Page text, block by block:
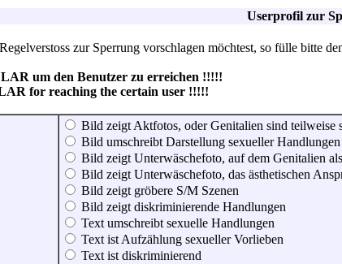
Userprofil zur
zur Sperrung vorschlagen möchtest, so fülle bitte
um den Benutzer zu erreichen !!!!!
for reaching the certain user !!!!!
Bild zeigt Aktfotos, oder Genitalien sind teilweise
Bild umschreibt Darstellung sexueller Handlungen
Bild zeigt Unterwäschefoto, auf dem Genitalien
Bild zeigt Unterwäschefoto, das ästhetischen
Bild zeigt gröbere S/M Szenen
Bild zeigt diskriminierende Handlungen
Text umschreibt sexuelle Handlungen
Text ist Aufzählung sexueller Vorlieben
Text ist diskriminierend